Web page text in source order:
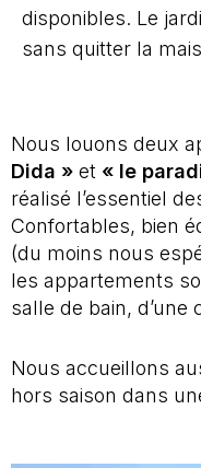
disponibles. Le
sans quitter la
Nous louons deux
Dida » et « le
réalisé l’essentiel
Confortables, bien
(du moins nous
les appartements
salle de bain, d’une
Nous accueillons
hors saison dans